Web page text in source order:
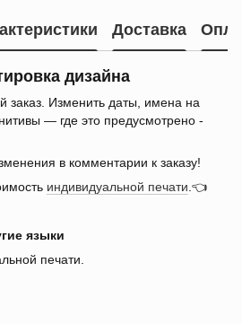
Доставка
дизайна
заказ. Изменить даты, имена на
— где это предусмотрено -
в комментарии к заказу!
индивидуальной печати .👈
языки
печати.